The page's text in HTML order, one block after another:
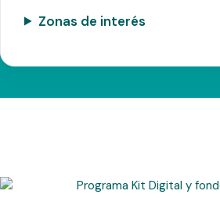
Zonas de interés